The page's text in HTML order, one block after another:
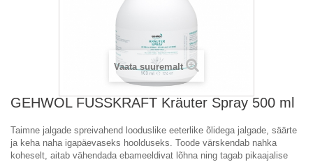
Vaata suuremalt
GEHWOL FUSSKRAFT Kräuter Spray 500 ml
Taimne jalgade spreivahend looduslike eeterlike õlidega jalgade, säärte
ja keha naha igapäevaseks hoolduseks. Toode värskendab nahka
koheselt, aitab vähendada ebameeldivat lõhna ning tagab pikaajalise